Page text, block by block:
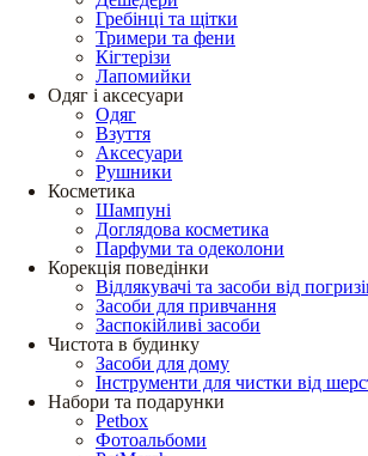
Гребінці та щітки
Тримери та фени
Кігтерізи
Лапомийки
Одяг і аксесуари
Одяг
Взуття
Аксесуари
Рушники
Косметика
Шампуні
Доглядова косметика
Парфуми та одеколони
Корекція поведінки
Відлякувачі та засоби від
Засоби для привчання
Заспокійливі засоби
Чистота в будинку
Засоби для дому
Інструменти для чистки від
Набори та подарунки
Petbox
Фотоальбоми